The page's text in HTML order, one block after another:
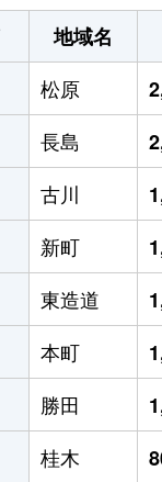
地域名
松原
長島
古川
新町
東造道
本町
勝田
桂木